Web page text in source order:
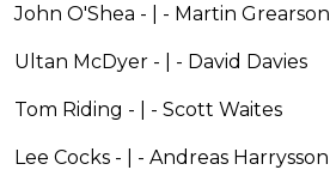
John O'Shea - | - Martin Grearson
Ultan McDyer - | - David Davies
Tom Riding - | - Scott Waites
Lee Cocks - | - Andreas Harrysson